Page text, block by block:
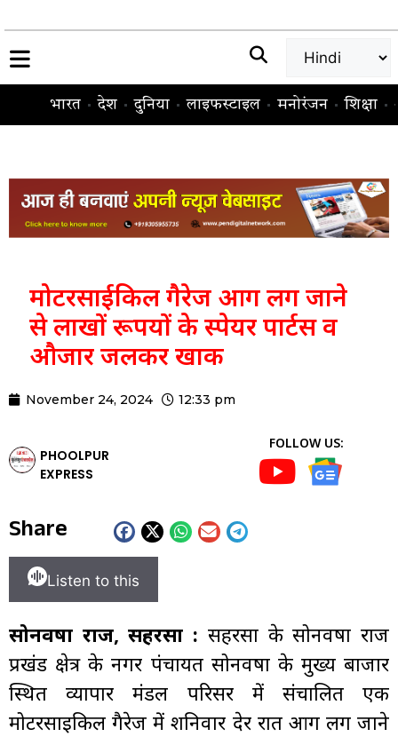
भारत देश दुनिया लाइफस्टाइल मनोरंजन शिक्षा
मोटरसाईकिल गैरेज आग लग जाने
से लाखों रूपयों के स्पेयर पार्टस व
औजार जलकर खाक
November 24, 2024 12:33 pm
PHOOLPUR
EXPRESS
FOLLOW US:
Share
Listen to this
सोनवर्षा राज, सहरसा : सहरसा के सोनवर्षा राज
प्रखंड क्षेत्र के नगर पंचायत सोनवर्षा के मुख्य बाजार
स्थित व्यापार मंडल परिसर में संचालित एक
मोटरसाईकिल गैरेज में शनिवार देर रात आग लग जाने